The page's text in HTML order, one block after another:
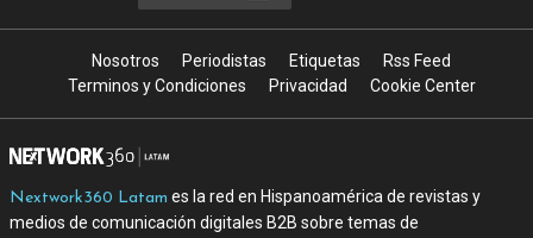
Nosotros Periodistas Etiquetas
Rss Feed
Terminos y Condiciones
Privacidad Cookie Center
Nextwork360 Latam es la red en Hispanoamérica de revistas y
medios de comunicación digitales B2B sobre temas de